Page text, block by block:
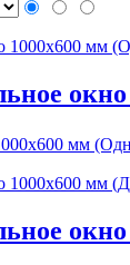
мм